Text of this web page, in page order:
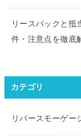
リースバックと抵
件・注意点を徹底
カテゴリ
リバースモーゲー